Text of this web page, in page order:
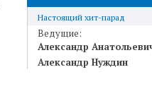
Настоящий хит-парад
Ведущие:
Александр
Александр Нуждин